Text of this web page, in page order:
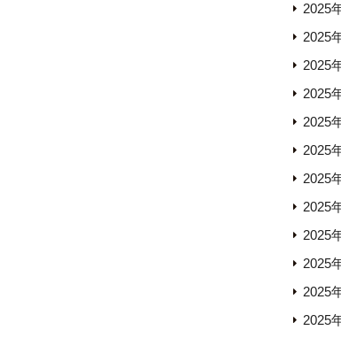
2025
2025
2025
2025
2025
2025
2025
2025
2025
2025
2025
2025